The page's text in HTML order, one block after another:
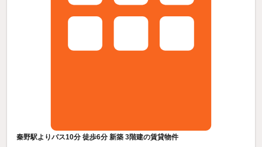
秦野駅よりバス10分 徒歩6分 新築 3階建の賃貸物件